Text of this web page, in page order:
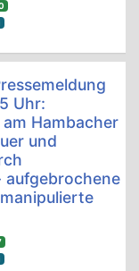
Uhr:
Hambacher
und
aufgebrochene